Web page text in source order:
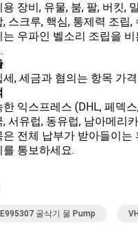
용 장비, 유물, 붐, 팔, 버킷,
, 스크루, 핵심, 통제력 조립
는 우파인 벨소리 조립을
세, 세금과 혐의는 항목 가
한 익스프레스 (DHL, 페덱
, 서유럽, 동유럽, 남아메리
은 전체 납부가 받아들이는
를 통보하세요.
굴삭기 물 Pump